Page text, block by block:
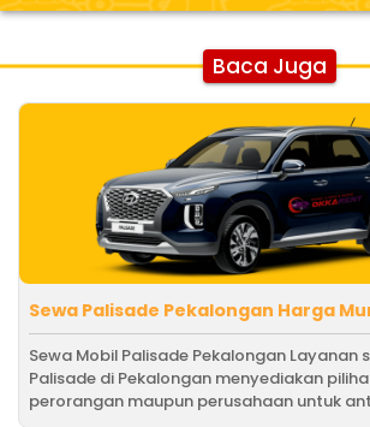
Baca Juga
Sewa Palisade Pekalongan Harga
Sewa Mobil Palisade Pekalongan Layanan
Palisade di Pekalongan menyediakan
perorangan maupun perusahaan untuk